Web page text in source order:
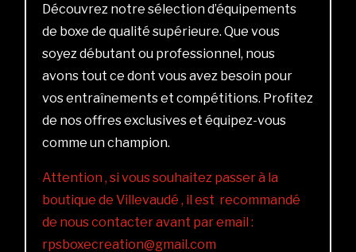
Découvrez notre sélection d’équipements
de boxe de qualité supérieure. Que vous
soyez débutant ou professionnel, nous
avons tout ce dont vous avez besoin pour
vos entraînements et compétitions. Profitez
de nos offres exclusives et équipez-vous
comme un champion.
Attention , si vous souhaitez passer à la
boutique de Villevaudé , il est recommandé
de nous contacter avant par email :
rpsboxecreation@gmail.com